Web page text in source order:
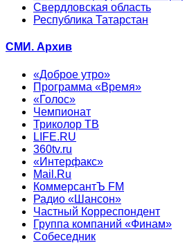
Свердловская область
Республика Татарстан
СМИ. Архив
«Доброе утро»
Программа «Время»
«Голос»
Чемпионат
Триколор ТВ
LIFE.RU
360tv.ru
«Интерфакс»
Mail.Ru
КоммерсантЪ FM
Радио «Шансон»
Частный Корреспондент
Группа компаний «Финам»
Собеседник